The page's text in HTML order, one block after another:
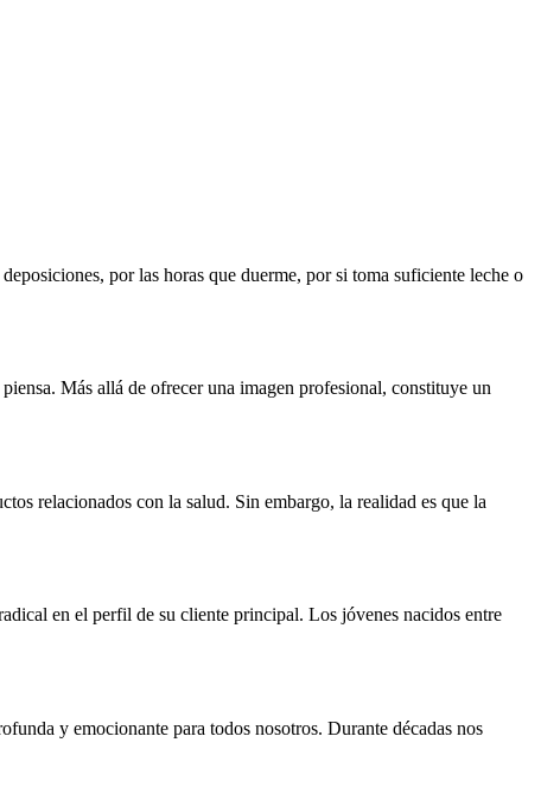
por las horas que duerme, por si toma suficiente leche o
Más allá de ofrecer una imagen profesional, constituye un
relacionados con la salud. Sin embargo, la realidad es que la
en el perfil de su cliente principal. Los jóvenes nacidos entre
y emocionante para todos nosotros. Durante décadas nos